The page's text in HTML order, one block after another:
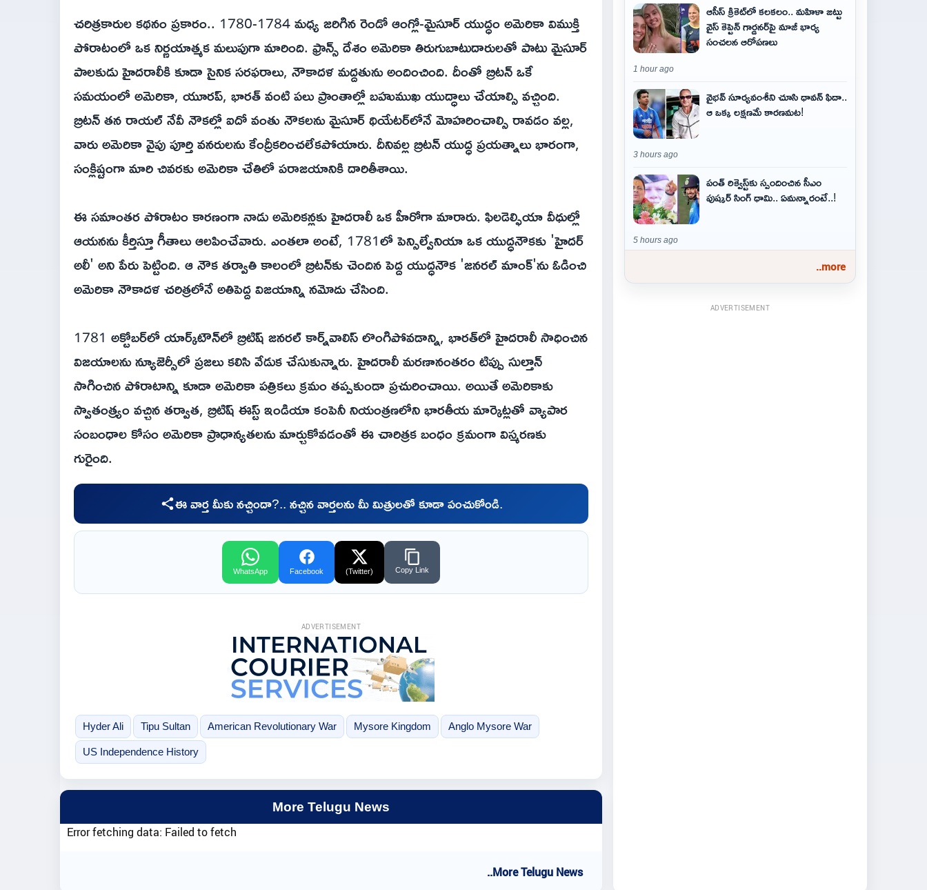
చరిత్రకారుల కథనం ప్రకారం.. 1780-1784 మధ్య జరిగిన రెండో ఆంగ్లో-మైసూర్ యుద్ధం అమెరికా విముక్తి
పోరాటంలో ఒక నిర్ణయాత్మక మలుపుగా మారింది. ఫ్రాన్స్ దేశం అమెరికా తిరుగుబాటుదారులతో పాటు మైసూర్
పాలకుడు హైదరాలీకి కూడా సైనిక సరఫరాలు, నౌకాదళ మద్దతును అందించింది. దీంతో బ్రిటన్ ఒకే
సమయంలో అమెరికా, యూరప్, భారత్ వంటి పలు ప్రాంతాల్లో బహుముఖ యుద్ధాలు చేయాల్సి వచ్చింది.
బ్రిటన్ తన రాయల్ నేవీ నౌకల్లో ఐదో వంతు నౌకలను మైసూర్ థియేటర్‌లోనే మోహరించాల్సి రావడం వల్ల,
వారు అమెరికా వైపు పూర్తి వనరులను కేంద్రీకరించలేకపోయారు. దీనివల్ల బ్రిటన్ యుద్ధ ప్రయత్నాలు భారంగా,
సంక్లిష్టంగా మారి చివరకు అమెరికా చేతిలో పరాజయానికి దారితీశాయి.
ఈ సమాంతర పోరాటం కారణంగా నాడు అమెరికన్లకు హైదరాలీ ఒక హీరోగా మారారు. ఫిలడెల్ఫియా వీధుల్లో
ఆయనను కీర్తిస్తూ గీతాలు ఆలపించేవారు. ఎంతలా అంటే, 1781లో పెన్సిల్వేనియా ఒక యుద్ధనౌకకు 'హైదర్
అలీ' అని పేరు పెట్టింది. ఆ నౌక తర్వాతి కాలంలో బ్రిటన్‌కు చెందిన పెద్ద యుద్ధనౌక 'జనరల్ మాంక్'ను ఓడించి
అమెరికా నౌకాదళ చరిత్రలోనే అతిపెద్ద విజయాన్ని నమోదు చేసింది.
1781 అక్టోబర్‌లో యార్క్‌టౌన్‌లో బ్రిటిష్ జనరల్ కార్న్‌వాలిస్ లొంగిపోవడాన్ని, భారత్‌లో హైదరాలీ సాధించిన
విజయాలను న్యూజెర్సీలో ప్రజలు కలిసి వేడుక చేసుకున్నారు. హైదరాలీ మరణానంతరం టిప్పు సుల్తాన్
సాగించిన పోరాటాన్ని కూడా అమెరికా పత్రికలు క్రమం తప్పకుండా ప్రచురించాయి. అయితే అమెరికాకు
స్వాతంత్య్రం వచ్చిన తర్వాత, బ్రిటిష్ ఈస్ట్ ఇండియా కంపెనీ నియంత్రణలోని భారతీయ మార్కెట్లతో వ్యాపార
సంబంధాల కోసం అమెరికా ప్రాధాన్యతలను మార్చుకోవడంతో ఈ చారిత్రక బంధం క్రమంగా విస్మరణకు
గురైంది.
ఈ వార్త మీకు నచ్చిందా?.. నచ్చిన వార్తలను మీ మిత్రులతో కూడా పంచుకోండి.
WhatsApp Facebook (Twitter) Copy Link
ADVERTISEMENT
Hyder Ali Tipu Sultan American Revolutionary War Mysore Kingdom Anglo Mysore War
US Independence History
More Telugu News
Error fetching data: Failed to fetch
..More Telugu News
ఆసీస్ క్రికెట్‌లో కలకలం.. మహిళా జట్టు
వైస్ కెప్టెన్ గార్డనర్‌పై మాజీ భార్య
సంచలన ఆరోపణలు
1 hour ago
వైభవ్‌ సూర్యవంశీని చూసి ధావన్‌ ఫిదా..
ఆ ఒక్క లక్షణమే కారణమట!
3 hours ago
పంత్ రిక్వెస్ట్‌కు స్పందించిన సీఎం
పుష్కర్ సింగ్ ధామి.. ఏమ‌న్నారంటే..!
5 hours ago
..more
ADVERTISEMENT